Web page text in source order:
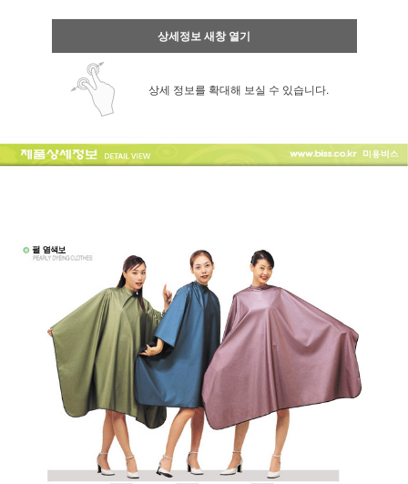
상세정보 새창 열기
상세 정보를 확대해 보실 수 있습니다.